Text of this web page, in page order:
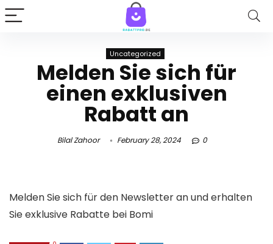
Uncategorized
Melden Sie sich für
einen exklusiven
Rabatt an
Bilal Zahoor February 28, 2024 0
Melden Sie sich für den Newsletter an und erhalten
Sie exklusive Rabatte bei Bomi